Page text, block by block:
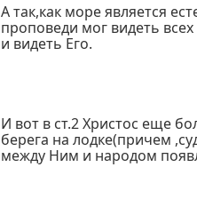
А так,как море является
проповеди мог видеть
и видеть Его.
И вот в ст.2 Христос еще
берега на лодке(причем
между Ним и народом